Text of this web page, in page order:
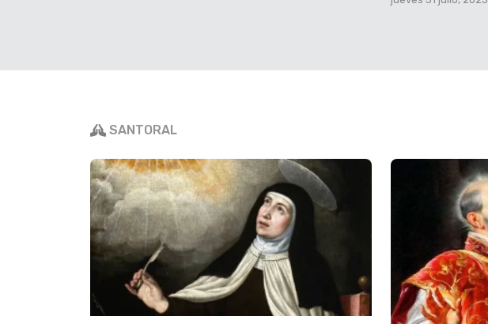
porque tú, Señor, no abandonas a los que te buscan. R.
Tóquenle música al Señor, que reina en Sión, cuenten sus
maravillas a los pueblos, porque el Señor pide cuentas de la
vida y no olvida los gritos de los oprimidos. R.
Evangelio del día
Del santo Evangelio según san
Mateo 17, 14-20
SANTORAL